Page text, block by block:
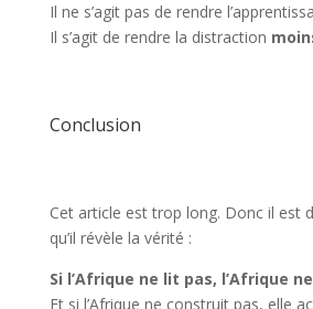
Il ne s’agit pas de rendre
Il s’agit de rendre la distraction
Conclusion
Cet article est trop long. Donc il est
qu’il révèle la vérité :
Si l’Afrique ne lit pas, l’Afrique
Et si l’Afrique ne construit pas, elle